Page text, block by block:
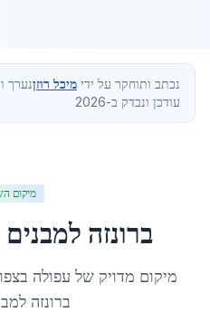
נכתב ותוחקר על ידי מיכל רוזןנערך
עודכן ונבדק ב-2026
מיקום
ברונזה
מיקום מדויק של עפולה ב
ברונזה